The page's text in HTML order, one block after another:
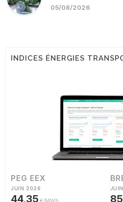
05/08/2026
INDICES ÉNERGIES
PEG EEX
JUIN 2026
44,35 €/MWh